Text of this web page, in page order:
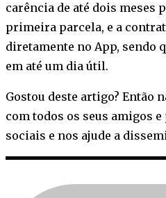
carência de até dois meses
primeira parcela, e a
diretamente no App, sendo
em até um dia útil.
Gostou deste artigo? Então
com todos os seus amigos
sociais e nos ajude a